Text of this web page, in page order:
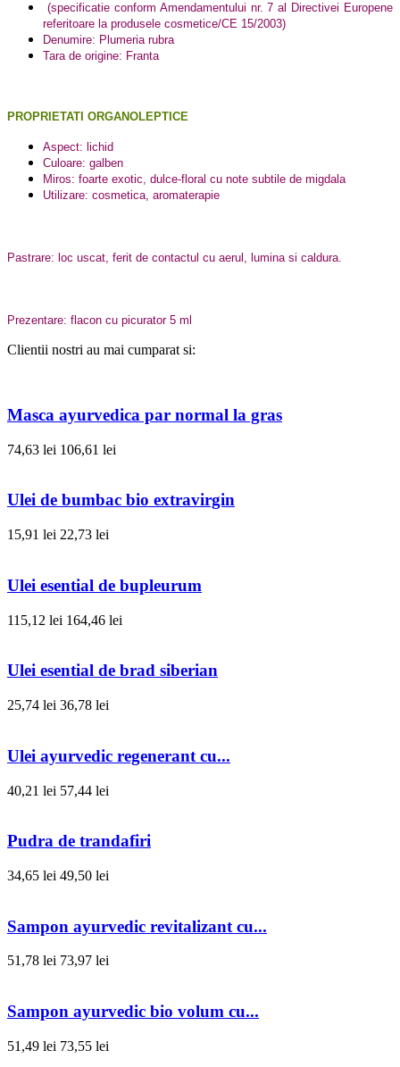
(specificatie conform Amendamentului nr. 7 al Directivei Europene
referitoare la produsele cosmetice/CE 15/2003)
Denumire: Plumeria rubra
Tara de origine: Franta
PROPRIETATI ORGANOLEPTICE
Aspect: lichid
Culoare: galben
Miros: foarte exotic, dulce-floral cu note subtile de migdala
Utilizare: cosmetica, aromaterapie
Pastrare: loc uscat, ferit de contactul cu aerul, lumina si caldura.
Prezentare: flacon cu picurator 5 ml
Clientii nostri au mai cumparat si:
Masca ayurvedica par normal la gras
74,63 lei 106,61 lei
Ulei de bumbac bio extravirgin
15,91 lei 22,73 lei
Ulei esential de bupleurum
115,12 lei 164,46 lei
Ulei esential de brad siberian
25,74 lei 36,78 lei
Ulei ayurvedic regenerant cu...
40,21 lei 57,44 lei
Pudra de trandafiri
34,65 lei 49,50 lei
Sampon ayurvedic revitalizant cu...
51,78 lei 73,97 lei
Sampon ayurvedic bio volum cu...
51,49 lei 73,55 lei